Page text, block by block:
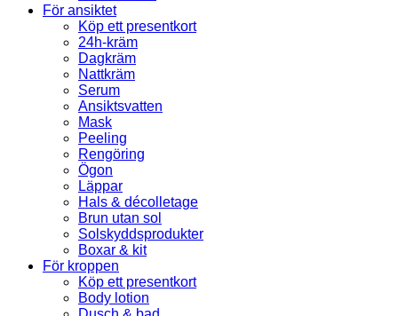
För ansiktet
Köp ett presentkort
24h-kräm
Dagkräm
Nattkräm
Serum
Ansiktsvatten
Mask
Peeling
Rengöring
Ögon
Läppar
Hals & décolletage
Brun utan sol
Solskyddsprodukter
Boxar & kit
För kroppen
Köp ett presentkort
Body lotion